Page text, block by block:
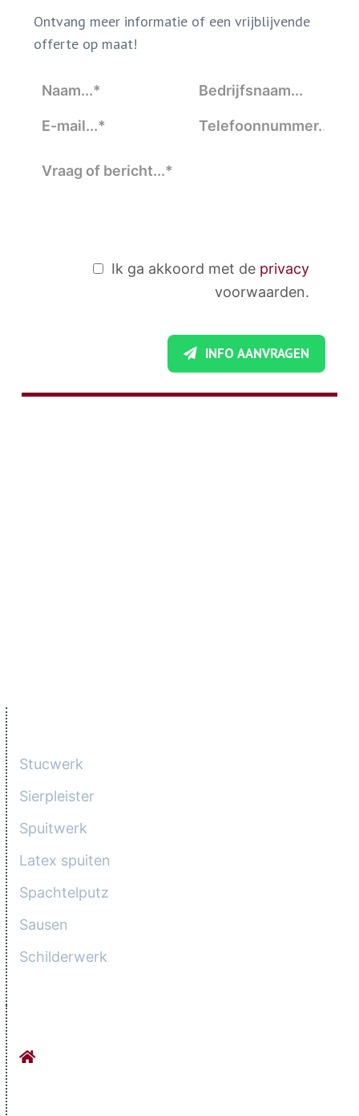
Ontvang meer informatie of een vrijblijvende
offerte op maat!
Ik ga akkoord met de privacy
voorwaarden.
INFO AANVRAGEN
Stucwerk
Sierpleister
Spuitwerk
Latex spuiten
Spachtelputz
Sausen
Schilderwerk
Stucadoorsbedrijf Orhan Werkhovenseweg